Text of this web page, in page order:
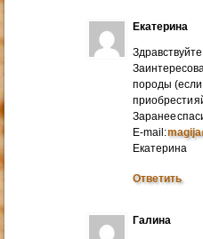
Екатерина
породы (если
приобрести
Заранее
E-mail:
Екатерина
Ответить
Галина